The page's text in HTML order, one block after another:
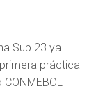
Sub 23 ya
práctica